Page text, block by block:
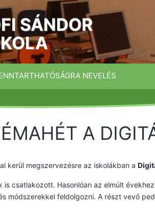
SÁNDOR
NEVELÉS
A
kerül megszervezésre az iskolákban a
is csatlakozott. Hasonlóan az elmúlt
módszerekkel feldolgozni. A részt vevő